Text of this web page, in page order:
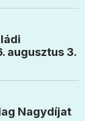
augusztus 3.
Nagydíjat